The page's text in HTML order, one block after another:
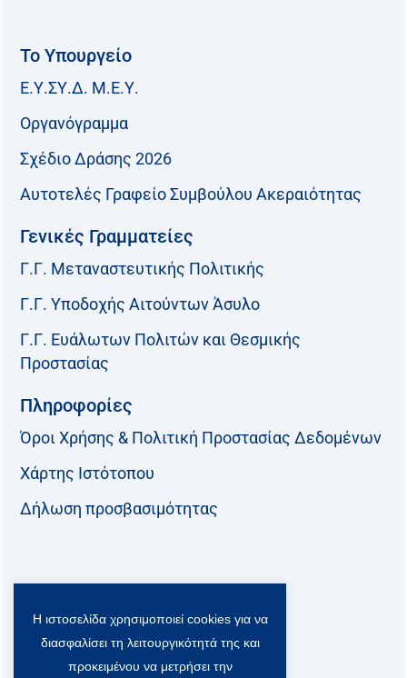
Το Υπουργείο
Ε.Υ.ΣΥ.Δ. Μ.Ε.Υ.
Οργανόγραμμα
Σχέδιο Δράσης 2026
Αυτοτελές Γραφείο Συμβούλου Ακεραιότητας
Γενικές Γραμματείες
Γ.Γ. Μεταναστευτικής Πολιτικής
Γ.Γ. Υποδοχής Αιτούντων Άσυλο
Γ.Γ. Ευάλωτων Πολιτών και Θεσμικής
Προστασίας
Πληροφορίες
Όροι Χρήσης & Πολιτική Προστασίας Δεδομένων
Χάρτης Ιστότοπου
Δήλωση προσβασιμότητας
F
a
T
w
i
L
i
n
Y
o
u
Viber Community:
Η ιστοσελίδα χρησιμοποιεί cookies για να
διασφαλίσει τη λειτουργικότητά της και
προκειμένου να μετρήσει την